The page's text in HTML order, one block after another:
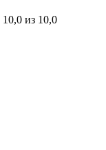
10,0 из 10,0